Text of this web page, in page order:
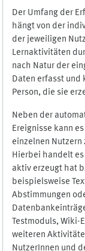
Der Umfang der
hängt von der
der jeweiligen
Lernaktivitäten
nach Natur der
Daten erfasst und
Person, die sie
Neben der
Ereignisse kann
einzelnen Nutzern
Hierbei handelt
aktiv erzeugt hat
beispielsweise
Abstimmungen
Testmoduls,
weiteren
NutzerInnen und